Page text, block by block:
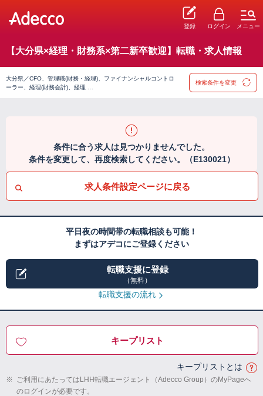
登録 ログイン メニュー
【大分県×経理・財務系×第二新卒歓迎】転職・求人情報
大分県／CFO、管理職(財務・経理)、ファイナンシャルコントロ
ーラー、経理(財務会計)、経理 …
検索条件を変更
条件に合う求人は見つかりませんでした。
条件を変更して、再度検索してください。（E130021）
求人条件設定ページに戻る
平日夜の時間帯の転職相談も可能！
まずはアデコにご登録ください
転職支援に登録
（無料）
転職支援の流れ
キープリスト
キープリストとは
※ ご利用にあたってはLHH転職エージェント（Adecco Group）のMyPageへ
のログインが必要です。